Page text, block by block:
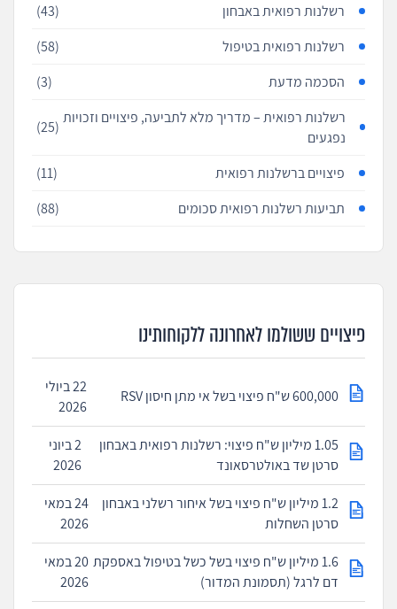
רשלנות רפואית באבחון
(43)
רשלנות רפואית בטיפול
(58)
הסכמה מדעת
(3)
רשלנות רפואית – מדריך מלא לתביעה, פיצויים וזכויות
נפגעים
(25)
פיצויים ברשלנות רפואית
(11)
תביעות רשלנות רפואית סכומים
(88)
פיצויים ששולמו לאחרונה ללקוחותינו
600,000 ש"ח פיצוי בשל אי מתן חיסון RSV
22 ביולי
2026
1.05 מיליון ש"ח פיצוי: רשלנות רפואית באבחון
סרטן שד באולטרסאונד
2 ביוני
2026
1.2 מיליון ש"ח פיצוי בשל איחור רשלני באבחון
סרטן השחלות
24 במאי
2026
1.6 מיליון ש"ח פיצוי בשל כשל בטיפול באספקת
דם לרגל (תסמונת המדור)
20 במאי
2026